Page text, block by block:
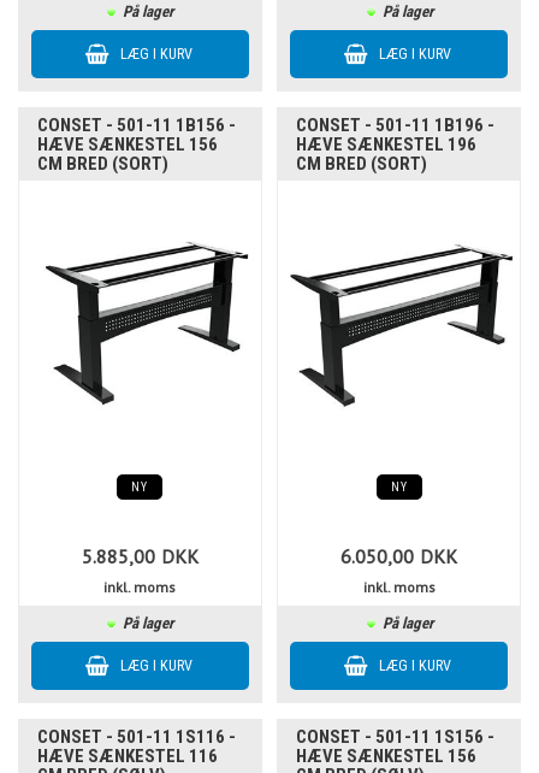
På lager
På lager
CONSET - 501-11 1B156 -
HÆVE SÆNKESTEL 156
CM BRED (SORT)
NY
5.885,00 DKK
inkl. moms
På lager
CONSET - 501-11 1B196 -
HÆVE SÆNKESTEL 196
CM BRED (SORT)
NY
6.050,00 DKK
inkl. moms
På lager
CONSET - 501-11 1S116 -
HÆVE SÆNKESTEL 116
CONSET - 501-11 1S156 -
HÆVE SÆNKESTEL 156